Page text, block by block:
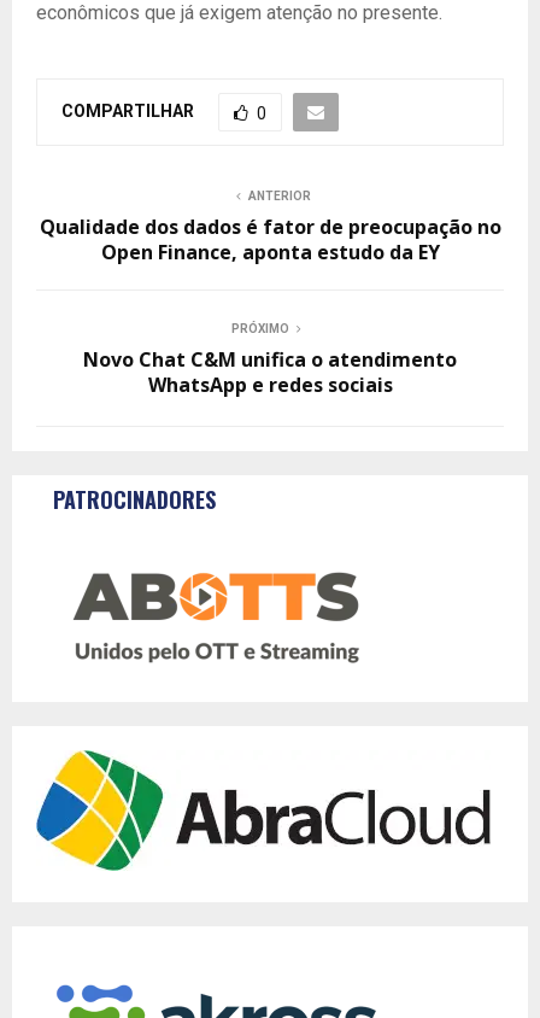
econômicos que já exigem atenção no presente.
COMPARTILHAR 0
ANTERIOR
Qualidade dos dados é fator de preocupação no
Open Finance, aponta estudo da EY
PRÓXIMO
Novo Chat C&M unifica o atendimento
WhatsApp e redes sociais
PATROCINADORES